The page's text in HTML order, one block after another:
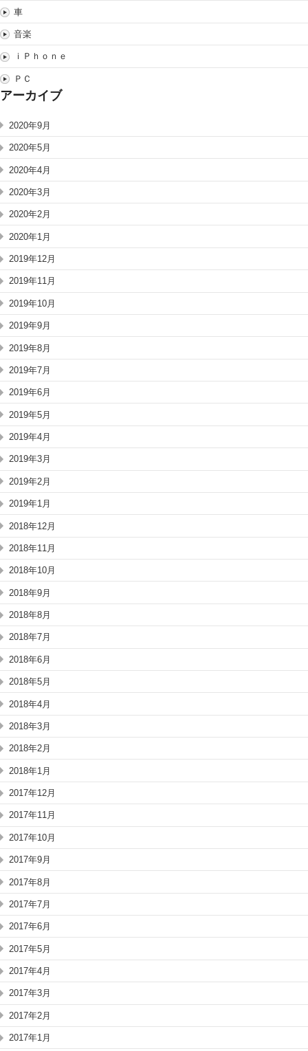
車
音楽
ｉＰｈｏｎｅ
ＰＣ
アーカイブ
2020年9月
2020年5月
2020年4月
2020年3月
2020年2月
2020年1月
2019年12月
2019年11月
2019年10月
2019年9月
2019年8月
2019年7月
2019年6月
2019年5月
2019年4月
2019年3月
2019年2月
2019年1月
2018年12月
2018年11月
2018年10月
2018年9月
2018年8月
2018年7月
2018年6月
2018年5月
2018年4月
2018年3月
2018年2月
2018年1月
2017年12月
2017年11月
2017年10月
2017年9月
2017年8月
2017年7月
2017年6月
2017年5月
2017年4月
2017年3月
2017年2月
2017年1月